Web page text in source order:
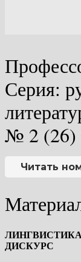
Серия:
№ 2 (26)
Читать
ДИСКУРС